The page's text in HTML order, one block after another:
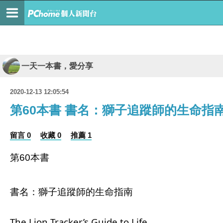
一天一本書，愛分享
2020-12-13 12:05:54
第60本書 書名：獅子追蹤師的生命指
留言 0 收藏 0 推薦 1
第60本書
書名：獅子追蹤師的生命指南